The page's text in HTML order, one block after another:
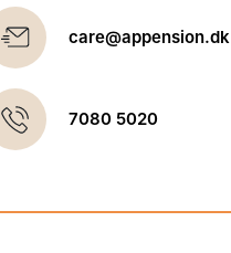
care@appension.dk
7080 5020